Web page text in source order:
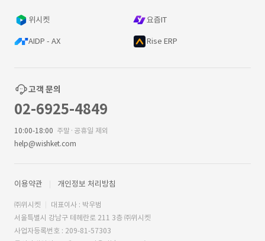
위시켓 요즘IT
AIDP - AX Rise ERP
고객 문의
02-6925-4849
10:00-18:00 주말·공휴일 제외
help@wishket.com
이용약관 개인정보 처리방침
㈜위시켓
대표이사 : 박우범
서울특별시 강남구 테헤란로 211 3층 ㈜위시켓
사업자등록번호 : 209-81-57303